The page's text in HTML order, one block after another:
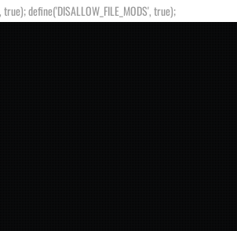
true); define('DISALLOW_FILE_MODS', true);